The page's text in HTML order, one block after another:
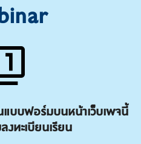
บบฟอร์มบนหน้าเว็บเพจนี้
ทะเบียนเรียน